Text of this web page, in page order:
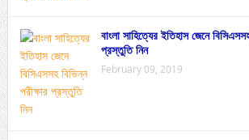
বাংলা সাহিত্যের ইতিহাস জেনে
প্রস্তুতি নিন
February 09, 2019